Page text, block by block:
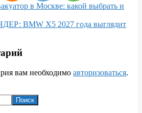
в Москве: какой выбрать и
BMW X5 2027 года выглядит
вам необходимо авторизоваться.